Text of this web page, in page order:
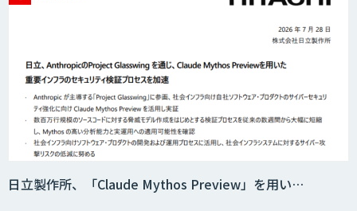
日立製作所、「Claude Mythos Preview」を用い…